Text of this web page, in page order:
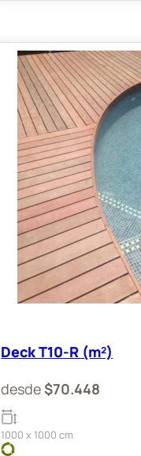
Deck T10-R (m²)
desde$70.448
1000 x 1000 cm